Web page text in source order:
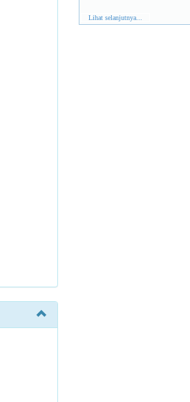
Lihat selanjutnya...